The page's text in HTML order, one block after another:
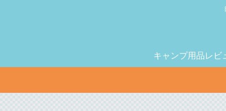
キャンプ用品レビ